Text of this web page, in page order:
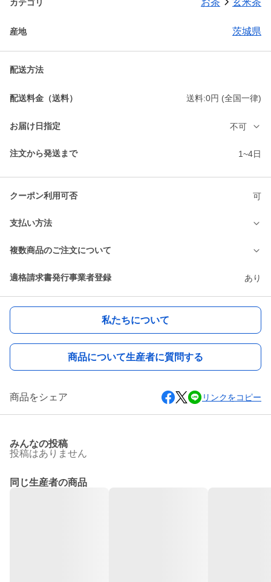
カテゴリ お茶 玄米茶
産地 茨城県
配送方法
配送料金（送料） 送料:0円 (全国一律)
お届け日指定 不可
注文から発送まで 1~4日
クーポン利用可否 可
支払い方法
複数商品のご注文について
適格請求書発行事業者登録 あり
私たちについて
商品について生産者に質問する
商品をシェア リンクをコピー
みんなの投稿
投稿はありません
同じ生産者の商品